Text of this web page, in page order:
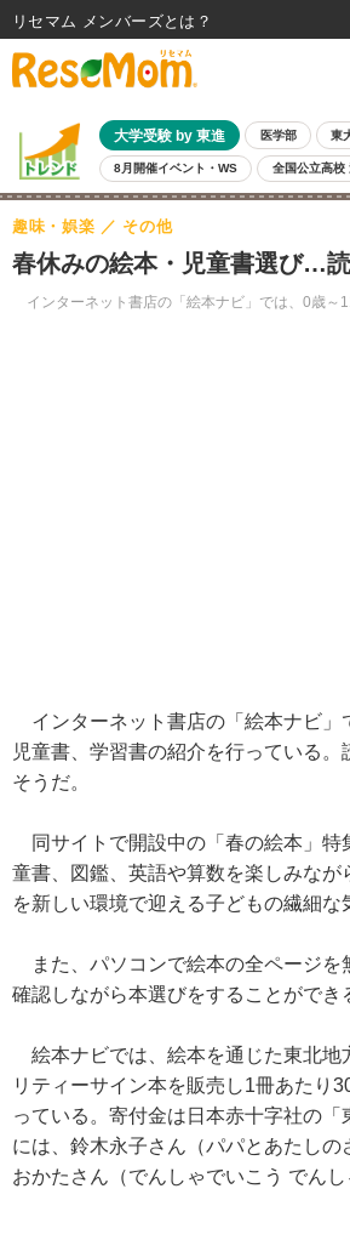
大学受験 by 東進 医学部 東
8月開催イベント・WS 全国公立高校
春休みの絵本・児童書選び…
インターネット書店の「絵本ナビ」では、0歳～
趣味・娯楽 その他
インターネット書店の「絵本ナビ」
児童書、学習書の紹介を行っている
そうだ。
同サイトで開設中の「春の絵本」特
童書、図鑑、英語や算数を楽しみな
を新しい環境で迎える子どもの繊細な
また、パソコンで絵本の全ページを
確認しながら本選びをすることができ
絵本ナビでは、絵本を通じた東北地
リティーサイン本を販売し1冊あたり
っている。寄付金は日本赤十字社の
には、鈴木永子さん（パパとあたし
おかたさん（でんしゃでいこう でん
リセマム メンバーズ